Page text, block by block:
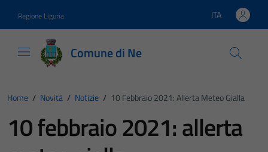
Regione Liguria Lingua attiva:
ITA
Comune di Ne
Home / Novità / Notizie / 10 Febbraio 2021: Allerta Meteo Gialla
10 febbraio 2021: allerta